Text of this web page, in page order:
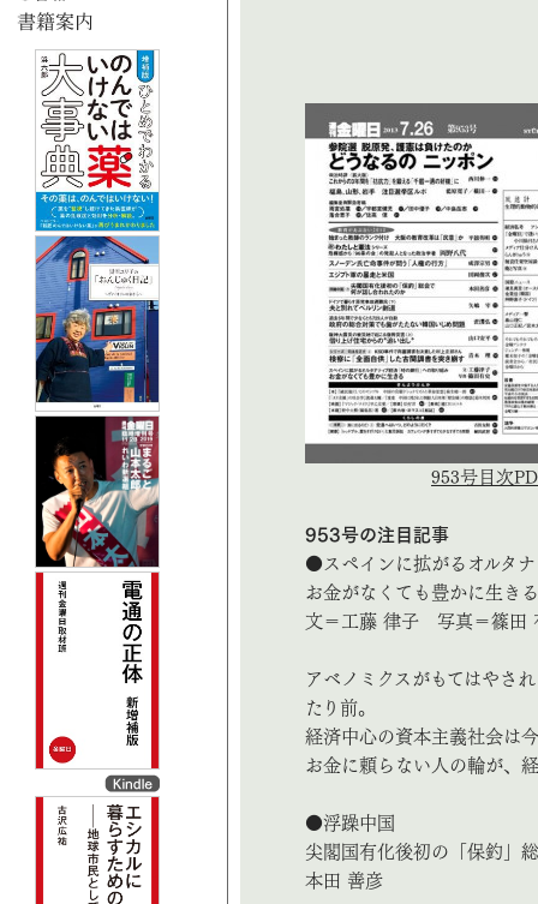
953号目次
953号の注目記事
●スペインに拡がるオルタ
お金がなくても豊かに生きる
文＝工藤 律子 写真＝篠田
アベノミクスがもてはやさ
たり前。
経済中心の資本主義社会は
お金に頼らない人の輪が、
●浮躁中国
尖閣国有化後初の「保釣」
本田 善彦